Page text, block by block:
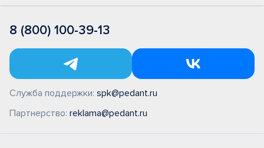
8 (800) 100-39-13
Служба поддержки: spk@pedant.ru
Партнерство: reklama@pedant.ru